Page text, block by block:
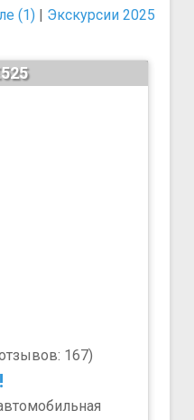
(1) | Экскурсии 2025
167)